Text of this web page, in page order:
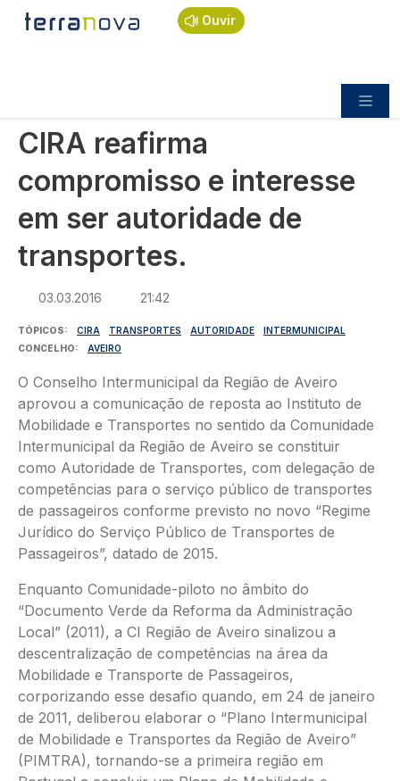
Passar para o conteúdo principal
Ouvir
Navegação estrutural
Início
Política
CIRA reafirma compromisso e interesse em ser
CIRA reafirma
compromisso e interesse
em ser autoridade de
transportes.
03.03.2016 21:42
TÓPICOS CIRA TRANSPORTES AUTORIDADE
INTERMUNICIPAL
CONCELHO
AVEIRO
O Conselho Intermunicipal da Região de Aveiro
aprovou a comunicação de reposta ao Instituto de
Mobilidade e Transportes no sentido da Comunidade
Intermunicipal da Região de Aveiro se constituir
como Autoridade de Transportes, com delegação de
competências para o serviço público de transportes
de passageiros conforme previsto no novo “Regime
Jurídico do Serviço Público de Transportes de
Passageiros”, datado de 2015.
Enquanto Comunidade-piloto no âmbito do
“Documento Verde da Reforma da Administração
Local” (2011), a CI Região de Aveiro sinalizou a
descentralização de competências na área da
Mobilidade e Transporte de Passageiros,
corporizando esse desafio quando, em 24 de janeiro
de 2011, deliberou elaborar o “Plano Intermunicipal
de Mobilidade e Transportes da Região de Aveiro”
(PIMTRA), tornando-se a primeira região em